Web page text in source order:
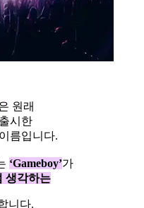
원래
시한
름입니다.
‘Gameboy’가
생각하는
니다.